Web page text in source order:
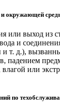
и окружающей
или выход из
и
т. д.),
падением
или
по